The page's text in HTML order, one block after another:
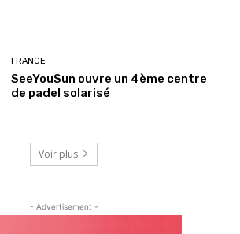
FRANCE
SeeYouSun ouvre un 4ème centre
de padel solarisé
Voir plus
- Advertisement -